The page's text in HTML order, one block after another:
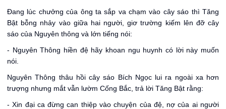
Đang lúc chưởng của ông ta sắp va chạm vào cây sáo thì Tăng
Bật bỗng nhảy vào giữa hai người, giơ trường kiếm lên đỡ cây
sáo của Nguyên thông và lớn tiếng nói:
- Nguyên Thông hiền đệ hãy khoan ngu huynh có lời này muốn
nói.
Nguyên Thông thâu hồi cây sáo Bích Ngọc lui ra ngoài xa hơn
trượng nhưng mắt vẫn lườm Cống Bắc, trả lời Tăng Bật rằng:
- Xin đại ca đừng can thiệp vào chuyện của đệ, nợ của ai người